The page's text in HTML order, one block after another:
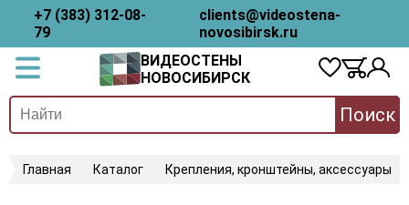
+7 (383) 312-08-
79
clients@videostena-
novosibirsk.ru
ВИДЕОСТЕНЫ
НОВОСИБИРСК
Поиск
Главная Каталог Крепления, кронштейны, аксессуары